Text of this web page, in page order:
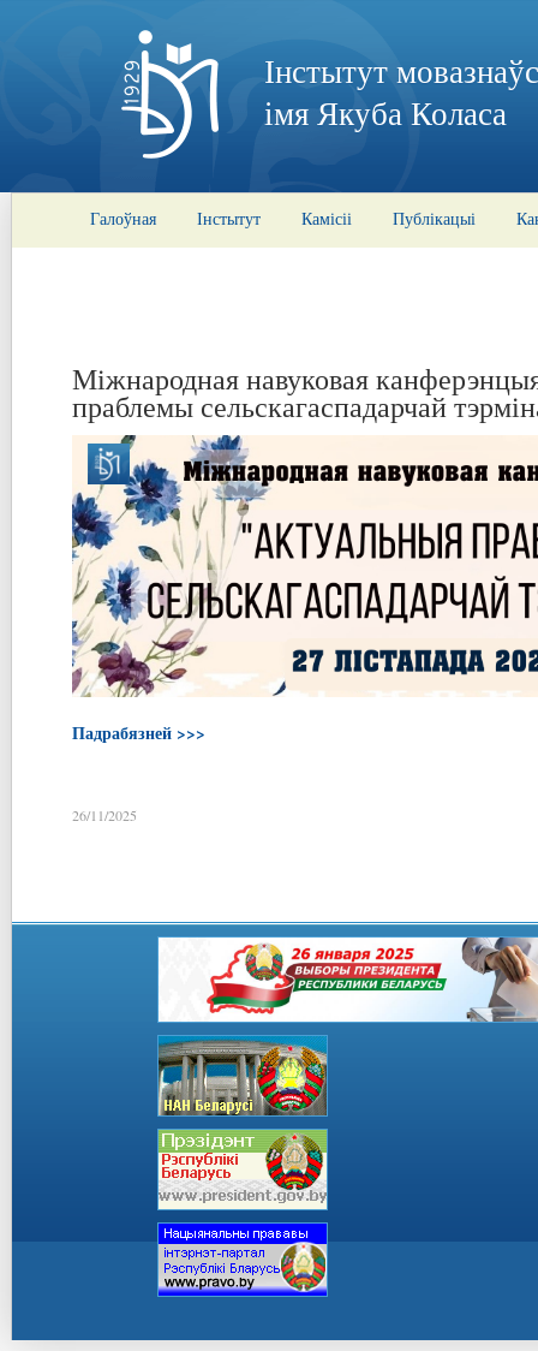
Інстытут
імя Якуба Коласа
Галоўная Інстытут Камісіі Публікацыі
Міжнародная навуковая
праблемы сельскагаспадарчай
Падрабязней >>>
26/11/2025